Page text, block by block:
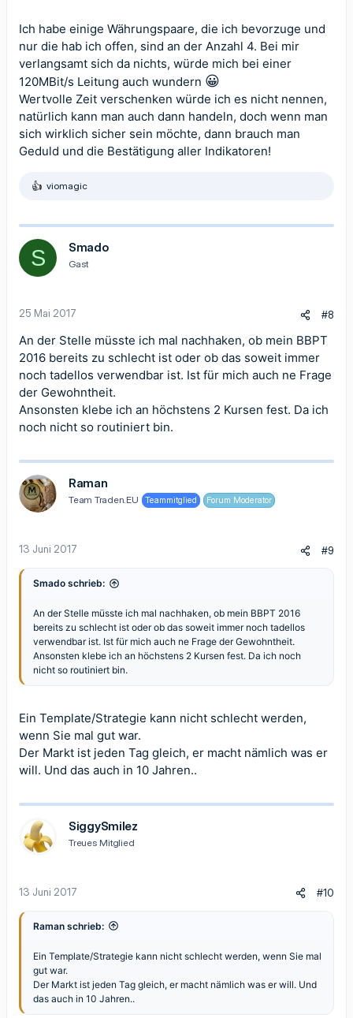
Ich habe einige Währungspaare, die ich bevorzuge und
nur die hab ich offen, sind an der Anzahl 4. Bei mir
verlangsamt sich da nichts, würde mich bei einer
120MBit/s Leitung auch wundern 😀
Wertvolle Zeit verschenken würde ich es nicht nennen,
natürlich kann man auch dann handeln, doch wenn man
sich wirklich sicher sein möchte, dann brauch man
Geduld und die Bestätigung aller Indikatoren!
R
k
t
o
n
:
viomagic
S Smado
Gast
25 Mai 2017 #8
An der Stelle müsste ich mal nachhaken, ob mein BBPT
2016 bereits zu schlecht ist oder ob das soweit immer
noch tadellos verwendbar ist. Ist für mich auch ne Frage
der Gewohntheit.
Ansonsten klebe ich an höchstens 2 Kursen fest. Da ich
noch nicht so routiniert bin.
Raman
Team Traden.EU Teammitglied Forum Moderator
13 Juni 2017 #9
Smado schrieb:
An der Stelle müsste ich mal nachhaken, ob mein BBPT 2016
bereits zu schlecht ist oder ob das soweit immer noch tadellos
verwendbar ist. Ist für mich auch ne Frage der Gewohntheit.
Ansonsten klebe ich an höchstens 2 Kursen fest. Da ich noch
nicht so routiniert bin.
Ein Template/Strategie kann nicht schlecht werden,
wenn Sie mal gut war.
Der Markt ist jeden Tag gleich, er macht nämlich was er
will. Und das auch in 10 Jahren..
SiggySmilez
Treues Mitglied
13 Juni 2017 #10
Raman schrieb:
Ein Template/Strategie kann nicht schlecht werden, wenn Sie mal
gut war.
Der Markt ist jeden Tag gleich, er macht nämlich was er will. Und
das auch in 10 Jahren..